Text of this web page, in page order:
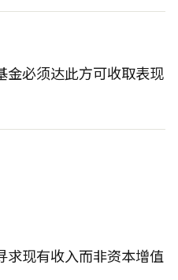
金必须达此方可收取表现
求现有收入而非资本增值